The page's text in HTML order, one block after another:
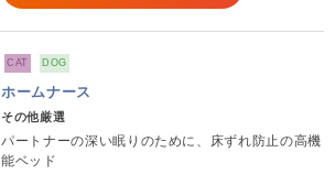
CAT DOG
ホームナース
その他厳選
パートナーの深い眠りのために、床ずれ防止の高機
能ベッド